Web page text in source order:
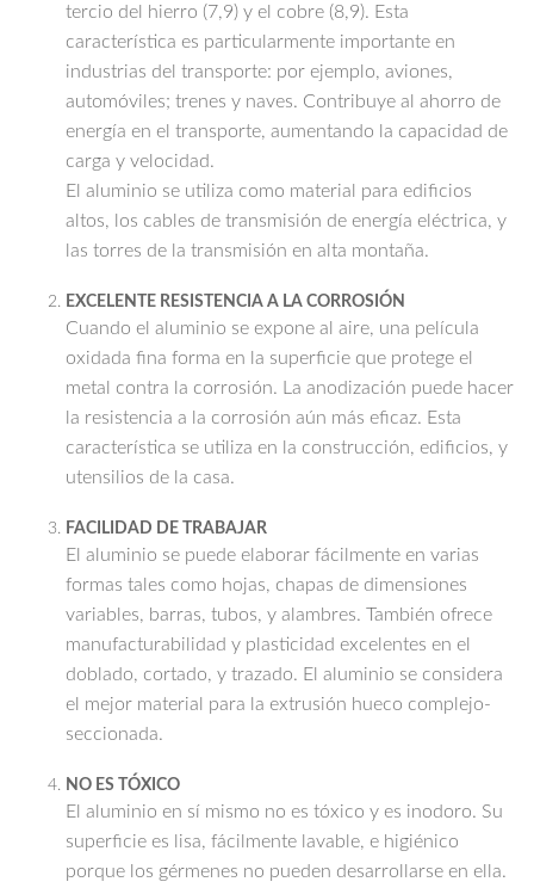
tercio del hierro (7,9) y el cobre (8,9). Esta
característica es particularmente importante en
industrias del transporte: por ejemplo, aviones,
automóviles; trenes y naves. Contribuye al ahorro de
energía en el transporte, aumentando la capacidad de
carga y velocidad.
El aluminio se utiliza como material para edificios
altos, los cables de transmisión de energía eléctrica, y
las torres de la transmisión en alta montaña.
EXCELENTE RESISTENCIA A LA CORROSIÓN
Cuando el aluminio se expone al aire, una película
oxidada fina forma en la superficie que protege el
metal contra la corrosión. La anodización puede hacer
la resistencia a la corrosión aún más eficaz. Esta
característica se utiliza en la construcción, edificios, y
utensilios de la casa.
FACILIDAD DE TRABAJAR
El aluminio se puede elaborar fácilmente en varias
formas tales como hojas, chapas de dimensiones
variables, barras, tubos, y alambres. También ofrece
manufacturabilidad y plasticidad excelentes en el
doblado, cortado, y trazado. El aluminio se considera
el mejor material para la extrusión hueco complejo-
seccionada.
NO ES TÓXICO
El aluminio en sí mismo no es tóxico y es inodoro. Su
superficie es lisa, fácilmente lavable, e higiénico
porque los gérmenes no pueden desarrollarse en ella.